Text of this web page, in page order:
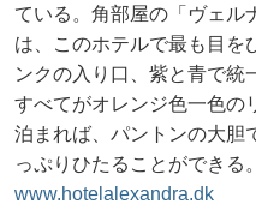
ている。角部屋の「ヴェル
は、このホテルで最も目を
ンクの入り口、紫と青で統
すべてがオレンジ色一色の
泊まれば、パントンの大胆
っぷりひたることができる。
www.hotelalexandra.dk